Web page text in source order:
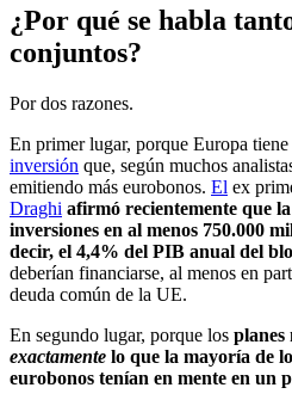
¿Por qué se habla
conjuntos?
Por dos razones.
En primer lugar, porque Europa tiene
inversión que, según muchos
emitiendo más eurobonos. El ex
Draghi afirmó recientemente que
inversiones en al menos 750.000
decir, el 4,4% del PIB anual del
deberían financiarse, al menos en
deuda común de la UE.
En segundo lugar, porque los planes
exactamente lo que la mayoría de
eurobonos tenían en mente en un